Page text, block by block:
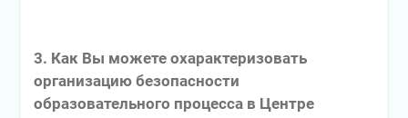
3. Как Вы можете охарактеризовать
организацию безопасности
образовательного процесса в Центре